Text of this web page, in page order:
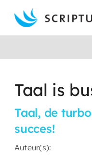
content
Boeken
Auteurs
Contact
Taal is
Taal, de
succes!
Auteur(s):